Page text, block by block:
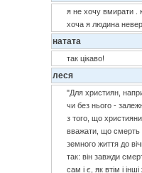
я не хочу вмирати .
хоча я людина
натата
так цікаво!
леся
"Для християн,
чи без нього -
з того, що
вважати, що смерть
земного життя до
так: він завжди
сам і є, як втім і